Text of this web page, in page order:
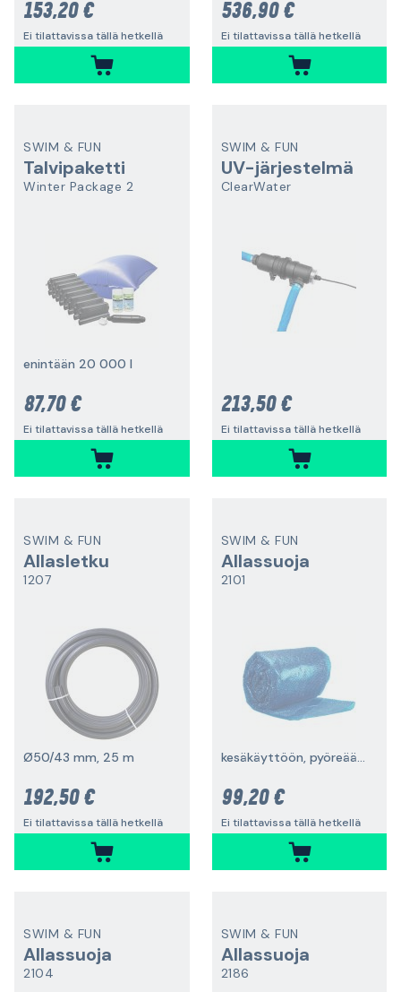
153,20 €
Ei tilattavissa tällä hetkellä
536,90 €
Ei tilattavissa tällä hetkellä
SWIM & FUN
Talvipaketti
Winter Package 2
enintään 20 000 l
87,70 €
Ei tilattavissa tällä hetkellä
SWIM & FUN
UV-järjestelmä
ClearWater
213,50 €
Ei tilattavissa tällä hetkellä
SWIM & FUN
Allasletku
1207
Ø50/43 mm, 25 m
192,50 €
Ei tilattavissa tällä hetkellä
SWIM & FUN
Allassuoja
2101
kesäkäyttöön, pyöreään uima-altaaseen
99,20 €
Ei tilattavissa tällä hetkellä
SWIM & FUN
Allassuoja
2104
SWIM & FUN
Allassuoja
2186